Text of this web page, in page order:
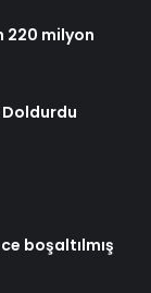
220 milyon
Doldurdu
boşaltılmış